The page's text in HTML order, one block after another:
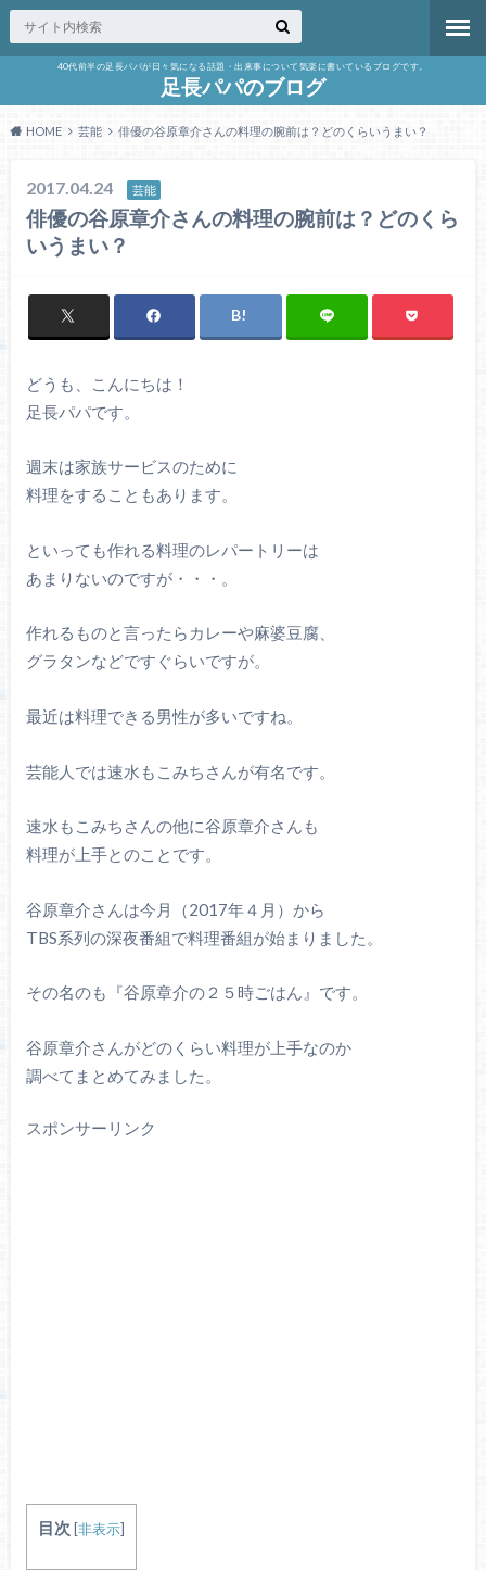
40代前半の足長パパが日々気になる話題・出来事について気楽に書いているブログです。
足長パパのブログ
HOME 芸能 俳優の谷原章介さんの料理の腕前は？どのくらいうまい？
2017.04.24 芸能
俳優の谷原章介さんの料理の腕前は？どのくら
いうまい？
どうも、こんにちは！
足長パパです。
週末は家族サービスのために
料理をすることもあります。
といっても作れる料理のレパートリーは
あまりないのですが・・・。
作れるものと言ったらカレーや麻婆豆腐、
グラタンなどですぐらいですが。
最近は料理できる男性が多いですね。
芸能人では速水もこみちさんが有名です。
速水もこみちさんの他に谷原章介さんも
料理が上手とのことです。
谷原章介さんは今月（2017年４月）から
TBS系列の深夜番組で料理番組が始まりました。
その名のも『谷原章介の２５時ごはん』です。
谷原章介さんがどのくらい料理が上手なのか
調べてまとめてみました。
スポンサーリンク
目次 [非表示]